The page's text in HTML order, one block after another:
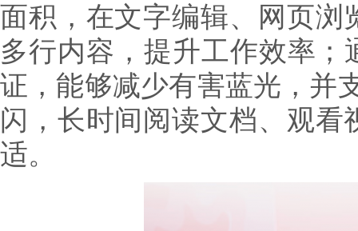
面积，在文字编辑、网页浏
多行内容，提升工作效率
证，能够减少有害蓝光，并
闪，长时间阅读文档、观
适。